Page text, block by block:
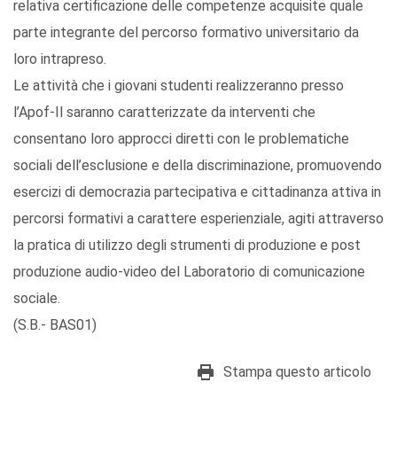
relativa certificazione delle competenze acquisite quale
parte integrante del percorso formativo universitario da
loro intrapreso.
Le attività che i giovani studenti realizzeranno presso
l’Apof-Il saranno caratterizzate da interventi che
consentano loro approcci diretti con le problematiche
sociali dell’esclusione e della discriminazione, promuovendo
esercizi di democrazia partecipativa e cittadinanza attiva in
percorsi formativi a carattere esperienziale, agiti attraverso
la pratica di utilizzo degli strumenti di produzione e post
produzione audio-video del Laboratorio di comunicazione
sociale.
(S.B.- BAS01)
Stampa questo articolo